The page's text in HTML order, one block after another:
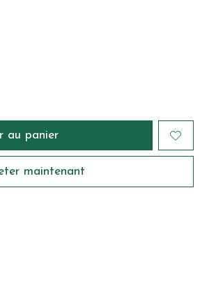
au panier
maintenant